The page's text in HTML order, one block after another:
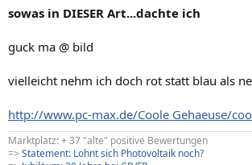
sowas in DIESER Art...dachte ich
guck ma @ bild
vielleicht nehm ich doch rot statt blau als
http://www.pc-max.de/Coole Gehaeuse/
Marktplatz: + 37 "alte" positive Bewertungen
=> Statement: Lohnt sich Photovoltaik noch?